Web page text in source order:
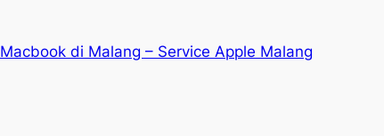
di Malang – Service Apple Malang